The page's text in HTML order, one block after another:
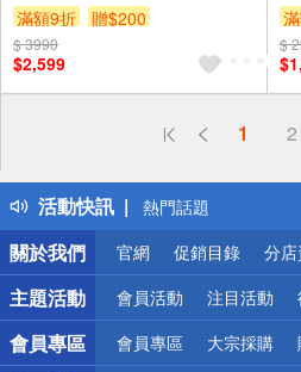
滿額9折
贈$200
$ 3990
$2,599
$
1 2
活動快訊
偏遠地區配送
得獎公告
熱門話題
銀行優惠
偏遠地區配送
詐騙網頁！請小心！
關於我們
官網 促銷目錄 分
主題活動 會員活動 注目活動
會員專區 會員專區 大宗採購